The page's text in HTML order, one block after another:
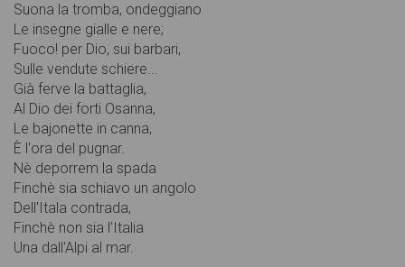
Suona la tromba, ondeggiano
Le insegne gialle e nere;
Fuoco! per Dio, sui barbari,
Sulle vendute schiere...
Già ferve la battaglia,
Al Dio dei forti Osanna,
Le bajonette in canna,
È l'ora del pugnar.
Nè deporrem la spada
Finchè sia schiavo un angolo
Dell'Itala contrada,
Finchè non sia l'Italia
Una dall'Alpi al mar.